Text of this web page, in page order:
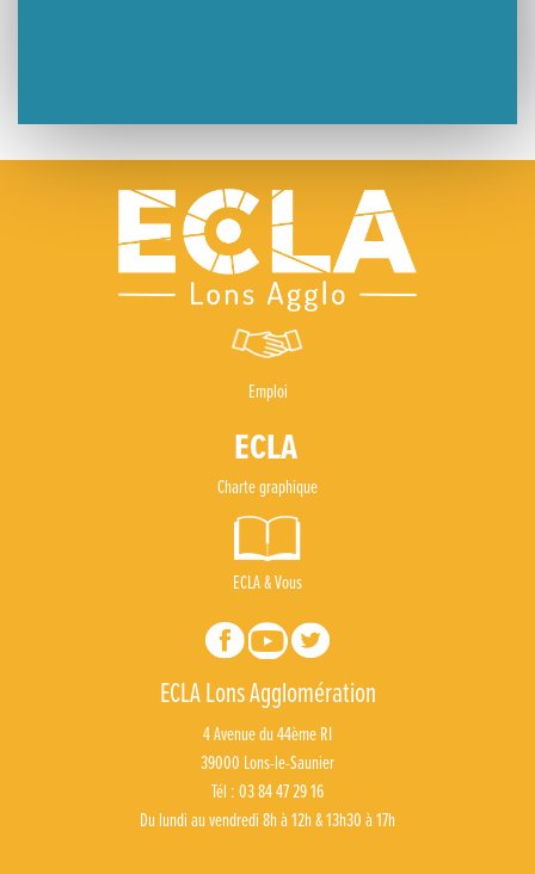
Emploi
Charte graphique
ECLA & Vous
ECLA Lons Agglomération
4 Avenue du 44ème RI
39000 Lons-le-Saunier
Tél : 03 84 47 29 16
Du lundi au vendredi 8h à 12h & 13h30 à 17h